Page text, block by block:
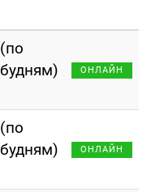
(по
будням)
ОНЛАЙН
(по
будням)
ОНЛАЙН